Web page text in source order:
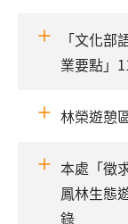
「文化
業要點」
林榮遊憩
本處「徵
鳳林生態
錄